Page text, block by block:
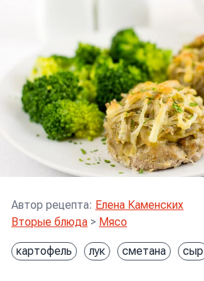
Автор рецепта: Елена Каменских
Вторые блюда > Мясо
картофель лук сметана сыр